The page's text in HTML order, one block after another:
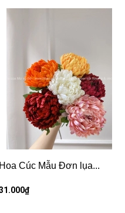
Hoa Cúc Mẫu Đơn lụa...